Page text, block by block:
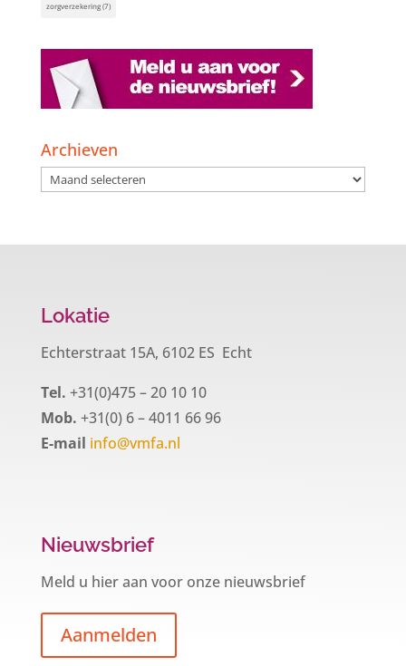
zorgverzekering(7)
Archieven
Archieven
Lokatie
Echterstraat 15A, 6102 ES Echt
Tel. +31(0)475 – 20 10 10
Mob. +31(0) 6 – 4011 66 96
E-mail info@vmfa.nl
Nieuwsbrief
Meld u hier aan voor onze nieuwsbrief
Aanmelden